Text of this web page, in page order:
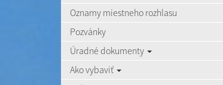
Oznamy miestneho rozhlasu
Pozvánky
Úradné dokumenty
Ako vybaviť